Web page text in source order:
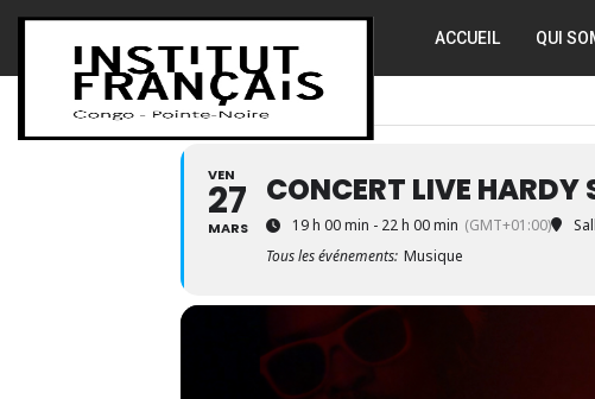
ACCUEIL QUI
VEN
27
MARS
CONCERT LIVE HARDY
19 h 00 min - 22 h 00 min (GMT+01:00)
Tous les événements: Musique